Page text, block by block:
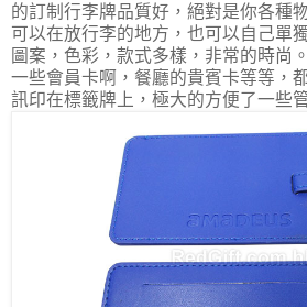
的訂制行李牌品質好，絕對是你各種
可以在放行李的地方，也可以自己單
圖案，色彩，款式多樣，非常的時尚
一些會員卡啊，餐廳的貴賓卡等等，
訊印在標籤牌上，極大的方便了一些